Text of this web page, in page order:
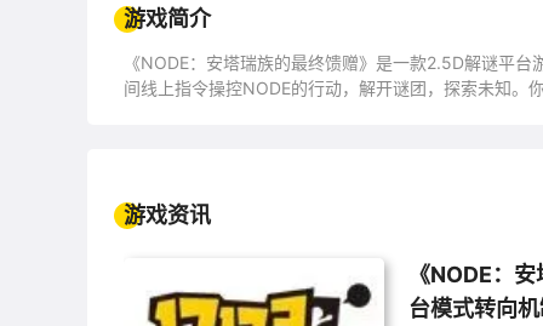
游戏简介
《NODE：安塔瑞族的最终馈赠》是一款2.5D解谜平
间线上指令操控NODE的行动，解开谜团，探索未知。
游戏资讯
《NODE：
台模式转向